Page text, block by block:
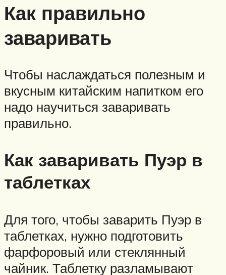
Как правильно
заваривать
Чтобы наслаждаться полезным и
вкусным китайским напитком его
надо научиться заваривать
правильно.
Как заваривать Пуэр в
таблетках
Для того, чтобы заварить Пуэр в
таблетках, нужно подготовить
фарфоровый или стеклянный
чайник. Таблетку разламывают